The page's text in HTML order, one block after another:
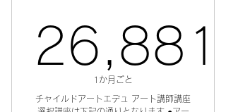
26,881
1か月ごと
チャイルドアートエデュ アート講師講座